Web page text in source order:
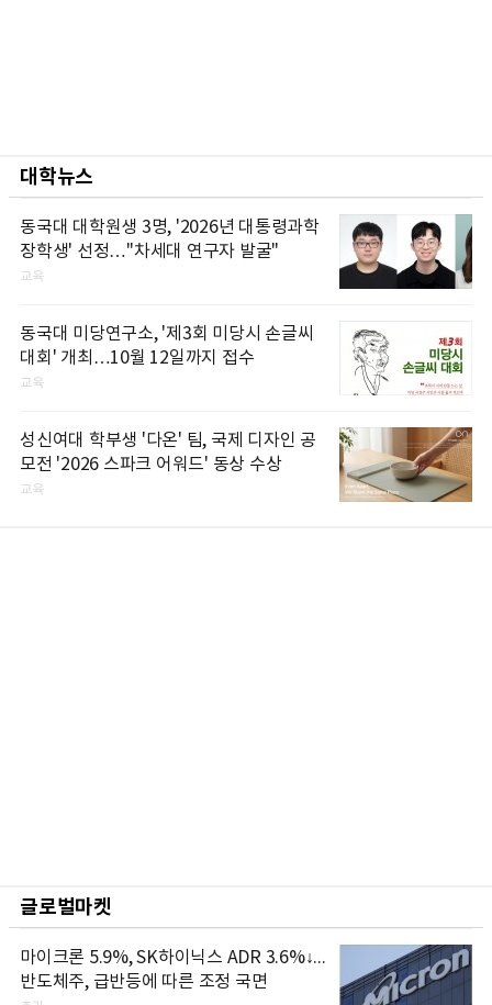
대학뉴스
동국대 대학원생 3명, '2026년 대통령과학
장학생' 선정…"차세대 연구자 발굴"
교육
동국대 미당연구소, '제3회 미당시 손글씨
대회' 개최…10월 12일까지 접수
교육
성신여대 학부생 '다온' 팀, 국제 디자인 공
모전 '2026 스파크 어워드' 동상 수상
교육
글로벌마켓
마이크론 5.9%, SK하이닉스 ADR 3.6%↓...
반도체주, 급반등에 따른 조정 국면